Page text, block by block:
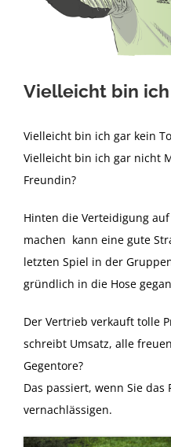
Vielleicht bin
Vielleicht bin ich gar kein
Vielleicht bin ich gar nicht
Freundin?
Hinten die Verteidigung
machen kann eine gute
letzten Spiel in der
gründlich in die Hose
Der Vertrieb verkauft tolle
schreibt Umsatz, alle
Gegentore?
Das passiert, wenn Sie
vernachlässigen.